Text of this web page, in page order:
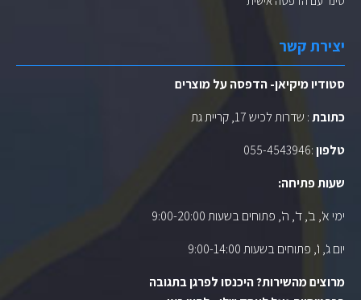
יצירת קשר
סטודיו מיקיאן- הדפסה על מוצרים
כתובת: שדרות לכיש 17, קריית גת
טלפון:
055-4543946
שעות פתיחה:
ימי א', ב', ד', ה', פתוחים בשעות 9:00-20:00
יום ג', ו', פתוחים בשעות 9:00-14:00
מרוצים מהשירות? היכנסו לפרגן בתגובה